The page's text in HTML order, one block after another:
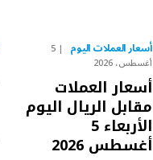
أسعار العملات اليوم 5
أغسطس، 2026
أسعار العملات
مقابل الريال اليوم
الأربعاء 5
أغسطس 2026